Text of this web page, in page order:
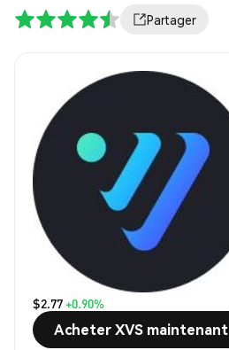
Partager
$2.77+0.90%
Acheter XVS maintenant